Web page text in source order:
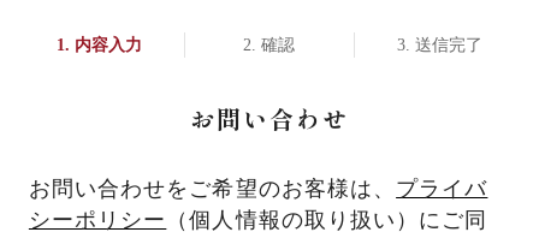
内容入力 確認 送信完了
お問い合わせ
お問い合わせをご希望のお客様は、 プライバ
シーポリシー
（個人情報の取り扱い）にご同